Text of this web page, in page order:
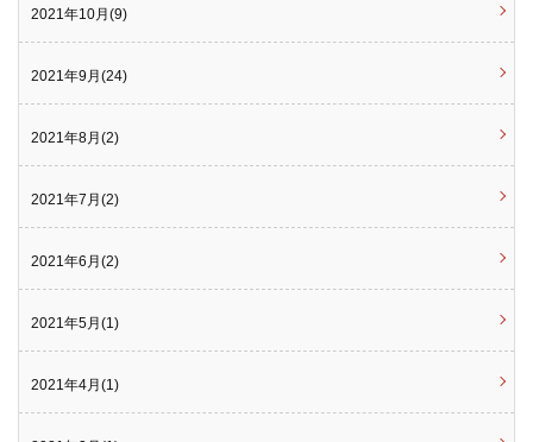
2021年10月(9)
2021年9月(24)
2021年8月(2)
2021年7月(2)
2021年6月(2)
2021年5月(1)
2021年4月(1)